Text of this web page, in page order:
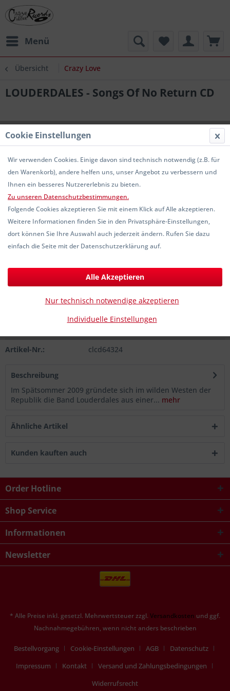
Menü
Übersicht Crazy Love
LOUDERDALES - Songs Of No Return CD
2,00 € *
Sofort versandfertig, Lieferzeit ca. 1-3 Werktage
In den Warenkorb
Artikel-Nr.: clcd64324
Beschreibung
Im Spätsommer 2009 gründete sich im wilden Westen der
Republik die Band Louderdales aus einer... mehr
Ähnliche Artikel
Kunden kauften auch
Order Hotline
Shop Service
Informationen
Newsletter
* Alle Preise inkl. gesetzl. Mehrwertsteuer zzgl. Versandkosten und ggf.
Nachnahmegebühren, wenn nicht anders beschrieben
Bestellvorgang Cookie-Einstellungen AGB
Datenschutz
Impressum
Kontakt
Versand und Zahlungsbedingungen
Widerrufsrecht
Cookie Einstellungen
Wir verwenden Cookies. Einige davon sind technisch notwendig (z.B. für
den Warenkorb), andere helfen uns, unser Angebot zu verbessern und
Ihnen ein besseres Nutzererlebnis zu bieten.
Zu unseren Datenschutzbestimmungen.
Folgende Cookies akzeptieren Sie mit einem Klick auf Alle akzeptieren.
Weitere Informationen finden Sie in den Privatsphäre-Einstellungen,
dort können Sie Ihre Auswahl auch jederzeit ändern. Rufen Sie dazu
einfach die Seite mit der Datenschutzerklärung auf.
Individuelle Einstellungen
Nur technisch notwendige akzeptieren
Alle Akzeptieren